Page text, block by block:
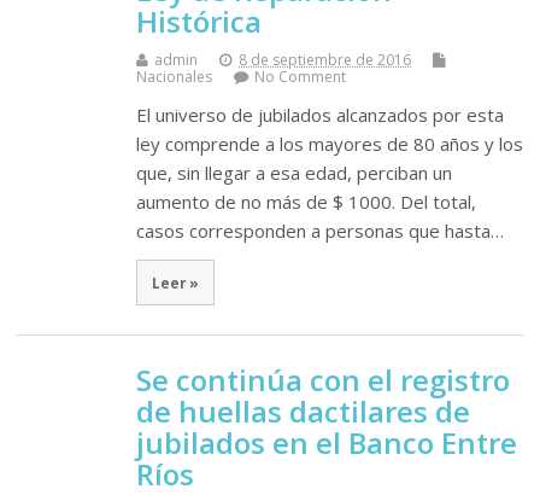
Histórica
admin
8 de septiembre de 2016
Nacionales
No Comment
El universo de jubilados alcanzados por esta
ley comprende a los mayores de 80 años y los
que, sin llegar a esa edad, perciban un
aumento de no más de $ 1000. Del total,
casos corresponden a personas que hasta…
Leer »
Se continúa con el registro
de huellas dactilares de
jubilados en el Banco Entre
Ríos